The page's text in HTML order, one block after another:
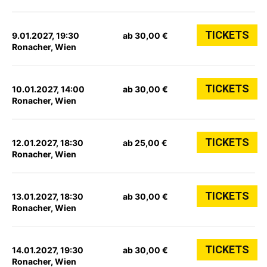
9.01.2027, 19:30
Ronacher, Wien
ab 30,00 € TICKETS
10.01.2027, 14:00
Ronacher, Wien
ab 30,00 € TICKETS
12.01.2027, 18:30
Ronacher, Wien
ab 25,00 € TICKETS
13.01.2027, 18:30
Ronacher, Wien
ab 30,00 € TICKETS
14.01.2027, 19:30
Ronacher, Wien
ab 30,00 € TICKETS